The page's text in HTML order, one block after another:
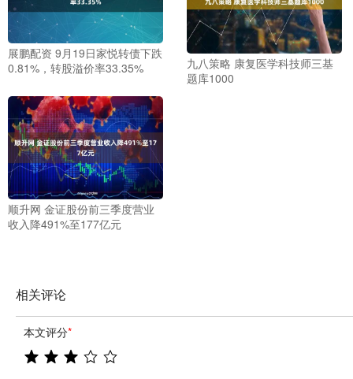
展鹏配资 9月19日家悦转债下跌
0.81%，转股溢价率33.35%
九八策略 康复医学科技师三基
题库1000
顺升网 金证股份前三季度营业
收入降491%至177亿元
相关评论
本文评分*